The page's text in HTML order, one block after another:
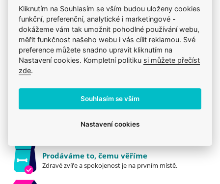
střev
Klinicky ověřená účinnost pro zlepšení
rovnováhy střevní mikroflóry
Se speciálními složkami, které podporují zdraví
Patentovaný proces šetrné tepelné úpravy, při
Neobsahuje pšenici
Citlivé zažívání Krmiva
Purina Pro Plan
Mého psa trápí
Pro dospělé
Granule
Purina Pro Plan
Jsme zkušení veterináři
Mazlíčkům pomáháme denně již 20 let.
Vždy odborně poradíme
Prodáváme to, čemu věříme
Zdravé zvíře a spokojenost je na prvním místě.
Kliknutím na Souhlasím se vším budou uloženy cookies
funkční, preferenční, analytické i marketingové -
dokážeme vám tak umožnit pohodlné používání webu,
měřit funkčnost našeho webu i vás cílit reklamou. Své
preference můžete snadno upravit kliknutím na
Nastavení cookies. Kompletní politiku si můžete přečíst
zde.
Souhlasím se vším
Nastavení cookies